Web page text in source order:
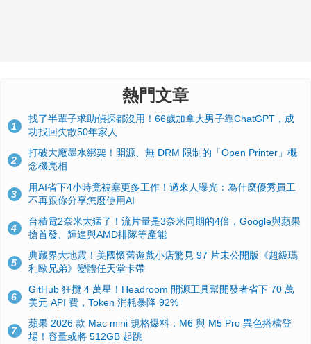
熱門文章
1
找了半輩子求助偵探都沒用！66歲加拿大男子靠ChatGPT，成
功找回失散50年家人
2
打破大廠墨水綁架！開源、無 DRM 限制的「Open Printer」概
念機亮相
3
用AI省下4小時竟被塞更多工作！過來人曝光：為什麼優秀員工
不再跟你分享怎麼使用AI
4
台積電2奈米太猛了！流片量是3奈米同期的4倍，Google與蘋果
搶首發、輝達與AMD排隊等產能
5
典藏界大地震！美國懷舊遊戲小店驚見 97 片未公開版《超級瑪
利歐兄弟》變體任天堂卡帶
6
GitHub 狂攬 4 萬星！Headroom 開源工具幫開發者省下 70 萬
美元 API 費，Token 消耗暴降 92%
7
蘋果 2026 款 Mac mini 規格爆料：M6 與 M5 Pro 異色搭檔登
場！容量或將 512GB 起跳